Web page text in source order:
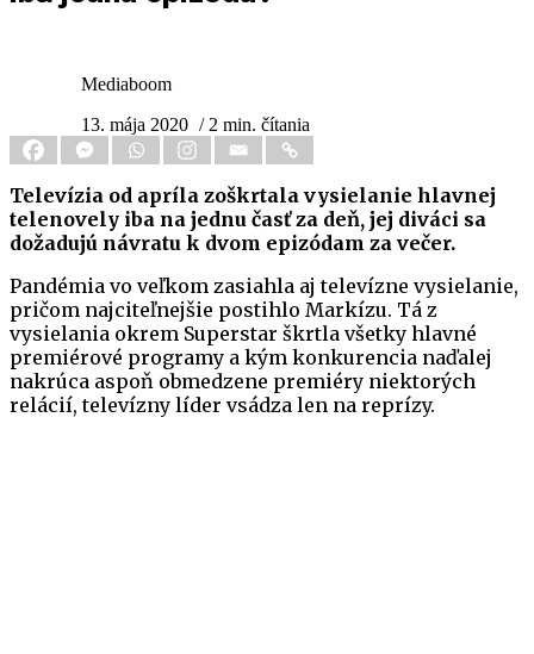
Mediaboom
13. mája 2020 / 2 min. čítania
Televízia od apríla zoškrtala vysielanie hlavnej
telenovely iba na jednu časť za deň, jej diváci sa
dožadujú návratu k dvom epizódam za večer.
Pandémia vo veľkom zasiahla aj televízne vysielanie,
pričom najciteľnejšie postihlo Markízu. Tá z
vysielania okrem Superstar škrtla všetky hlavné
premiérové programy a kým konkurencia naďalej
nakrúca aspoň obmedzene premiéry niektorých
relácií, televízny líder vsádza len na reprízy.